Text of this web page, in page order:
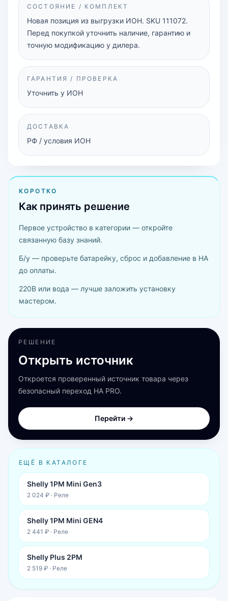
СОСТОЯНИЕ / КОМПЛЕКТ
Новая позиция из выгрузки ИОН. SKU 111072.
Перед покупкой уточнить наличие, гарантию и
точную модификацию у дилера.
ГАРАНТИЯ / ПРОВЕРКА
Уточнить у ИОН
ДОСТАВКА
РФ / условия ИОН
КОРОТКО
Как принять решение
Первое устройство в категории — откройте
связанную базу знаний.
Б/у — проверьте батарейку, сброс и добавление в HA
до оплаты.
220В или вода — лучше заложить установку
мастером.
РЕШЕНИЕ
Открыть источник
Откроется проверенный источник товара через
безопасный переход HA PRO.
Перейти →
ЕЩЁ В КАТАЛОГЕ
Shelly 1PM Mini Gen3
2 024 ₽ · Реле
Shelly 1PM Mini GEN4
2 441 ₽ · Реле
Shelly Plus 2PM
2 519 ₽ · Реле